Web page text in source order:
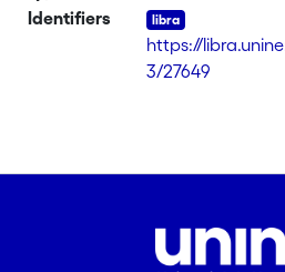
Identifiers
https://
3/27649